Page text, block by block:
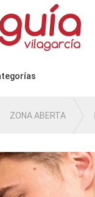
ZONA ABERTA